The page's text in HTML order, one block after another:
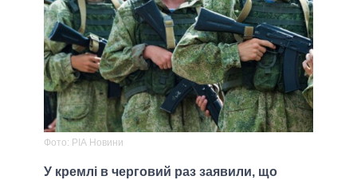
Фото: РІА Новини
У кремлі в черговий раз заявили, що